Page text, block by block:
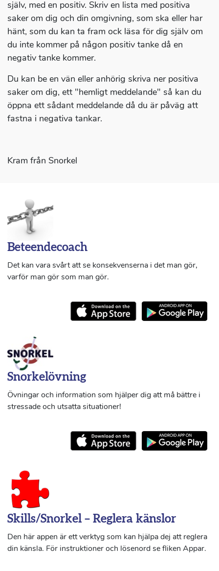
själv, med en positiv. Skriv en lista med positiva
saker om dig och din omgivning, som ska eller har
hänt, som du kan ta fram ock läsa för dig själv om
du inte kommer på någon positiv tanke då en
negativ tanke kommer.
Du kan be en vän eller anhörig skriva ner positiva
saker om dig, ett "hemligt meddelande" så kan du
öppna ett sådant meddelande då du är påväg att
fastna i negativa tankar.
Kram från Snorkel
Beteendecoach
Det kan vara svårt att se konsekvenserna i det man gör,
varför man gör som man gör.
Snorkelövning
Övningar och information som hjälper dig att må bättre i
stressade och utsatta situationer!
Skills/Snorkel – Reglera känslor
Den här appen är ett verktyg som kan hjälpa dej att reglera
din känsla. För instruktioner och lösenord se fliken Appar.